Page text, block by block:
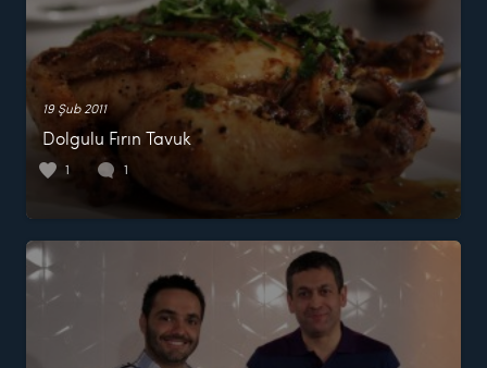
19 Şub 2011
Dolgulu Fırın Tavuk
1 1